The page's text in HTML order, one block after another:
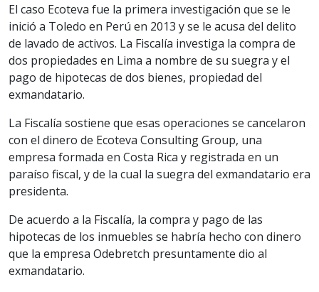
El caso Ecoteva fue la primera investigación que se le
inició a Toledo en Perú en 2013 y se le acusa del delito
de lavado de activos. La Fiscalía investiga la compra de
dos propiedades en Lima a nombre de su suegra y el
pago de hipotecas de dos bienes, propiedad del
exmandatario.
La Fiscalía sostiene que esas operaciones se cancelaron
con el dinero de Ecoteva Consulting Group, una
empresa formada en Costa Rica y registrada en un
paraíso fiscal, y de la cual la suegra del exmandatario era
presidenta.
De acuerdo a la Fiscalía, la compra y pago de las
hipotecas de los inmuebles se habría hecho con dinero
que la empresa Odebretch presuntamente dio al
exmandatario.